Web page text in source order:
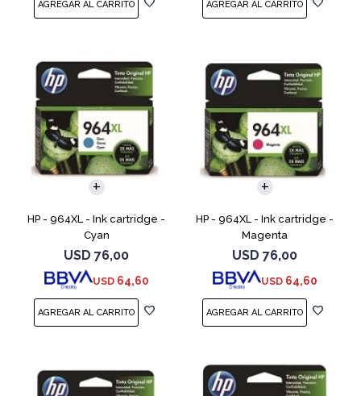
HP - 964XL - Ink cartridge -
Cyan
USD 76,00
USD 64,60
HP - 964XL - Ink cartridge -
Magenta
USD 76,00
USD 64,60